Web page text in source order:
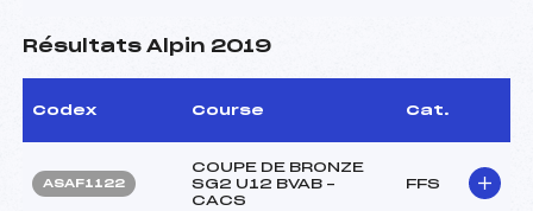
Résultats Alpin 2019
Codex Course Cat.
ASAF1122
COUPE DE BRONZE
SG2 U12 BVAB –
CACS
FFS